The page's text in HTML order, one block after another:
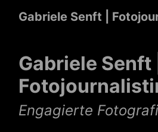
Gabriele Senft |
Gabriele Senft |
Engagierte